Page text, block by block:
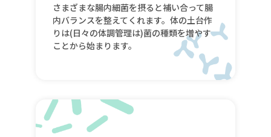
さまざまな腸内細菌を摂ると補い合って腸
内バランスを整えてくれます。体の土台作
りは(日々の体調管理は)菌の種類を増やす
ことから始まります。